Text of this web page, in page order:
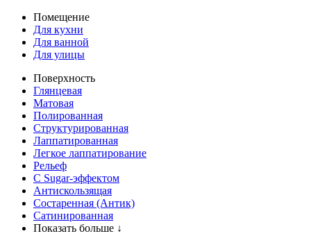
Помещение
Для кухни
Для ванной
Для улицы
Поверхность
Глянцевая
Матовая
Полированная
Структурированная
Лаппатированная
Легкое лаппатирование
Рельеф
С Sugar-эффектом
Антискользящая
Состаренная (Антик)
Сатинированная
Показать больше ↓